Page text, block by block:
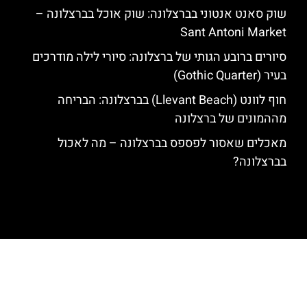
שוק סאנט אנטוני בברצלונה: שוק אוכל בברצלונה –
Sant Antoni Market
סיורים ברובע הגותי של ברצלונה: סיורי לילה מודרכים
בעיר (Gothic Quarter)
חוף לוונט (Llevant Beach) בברצלונה: הבריחה
מההמונים של ברצלונה
מאכלים שאסור לפספס בברצלונה – מה לאכול
בברצלונה?